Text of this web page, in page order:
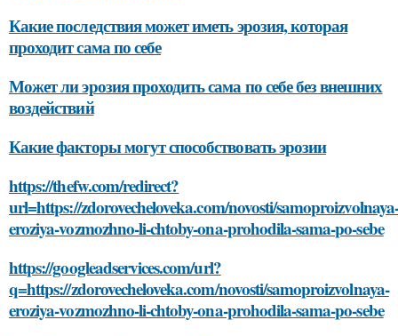
Какие последствия может иметь эрозия, которая
проходит сама по себе
Может ли эрозия проходить сама по себе без внешних
воздействий
Какие факторы могут способствовать эрозии
https://thefw.com/redirect?
url=https://zdorovecheloveka.com/novosti/samoproizvolnaya-
eroziya-vozmozhno-li-chtoby-ona-prohodila-sama-po-sebe
https://googleadservices.com/url?
q=https://zdorovecheloveka.com/novosti/samoproizvolnaya-
eroziya-vozmozhno-li-chtoby-ona-prohodila-sama-po-sebe